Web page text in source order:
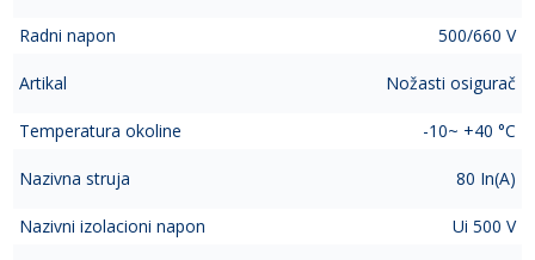
Radni napon 500/660 V
Artikal Nožasti osigurač
Temperatura okoline -10~ +40 °C
Nazivna struja 80 In(A)
Nazivni izolacioni napon Ui 500 V